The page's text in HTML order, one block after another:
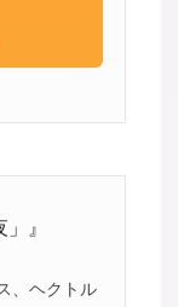
』
、ヘクトル